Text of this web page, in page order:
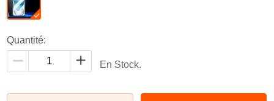
Quantité:
En Stock.